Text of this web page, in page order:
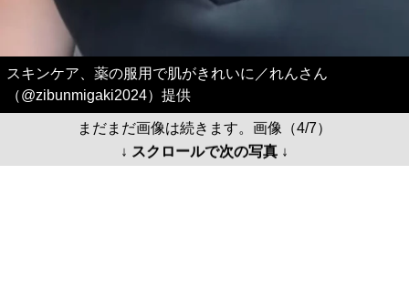
スキンケア、薬の服用で肌がきれいに／れんさん
（@zibunmigaki2024）提供
まだまだ画像は続きます。画像（4/7）
↓ スクロールで次の写真 ↓